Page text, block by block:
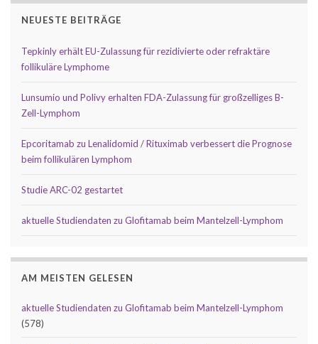
NEUESTE BEITRÄGE
Tepkinly erhält EU-Zulassung für rezidivierte oder refraktäre
follikuläre Lymphome
Lunsumio und Polivy erhalten FDA-Zulassung für großzelliges B-
Zell-Lymphom
Epcoritamab zu Lenalidomid / Rituximab verbessert die Prognose
beim follikulären Lymphom
Studie ARC-02 gestartet
aktuelle Studiendaten zu Glofitamab beim Mantelzell-Lymphom
AM MEISTEN GELESEN
aktuelle Studiendaten zu Glofitamab beim Mantelzell-Lymphom
(578)